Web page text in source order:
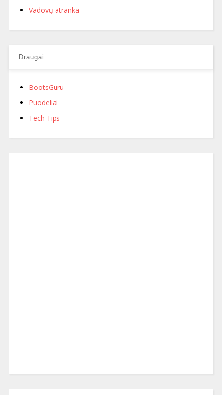
Vadovų atranka
Draugai
BootsGuru
Puodeliai
Tech Tips